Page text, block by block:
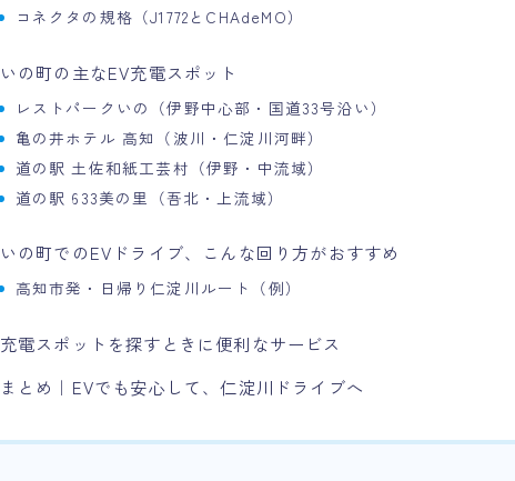
コネクタの規格（J1772とCHAdeMO）
いの町の主なEV充電スポット
レストパークいの（伊野中心部・国道33号沿い）
亀の井ホテル 高知（波川・仁淀川河畔）
道の駅 土佐和紙工芸村（伊野・中流域）
道の駅 633美の里（吾北・上流域）
いの町でのEVドライブ、こんな回り方がおすすめ
高知市発・日帰り仁淀川ルート（例）
充電スポットを探すときに便利なサービス
まとめ｜EVでも安心して、仁淀川ドライブへ